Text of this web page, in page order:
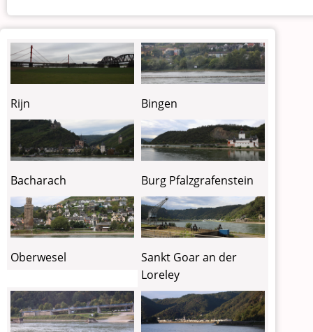
Rijn Bingen
Bacharach Burg Pfalzgrafenstein
Oberwesel
Sankt Goar an der
Loreley